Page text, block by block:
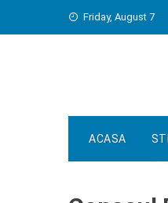
Friday, August 7
ACASA